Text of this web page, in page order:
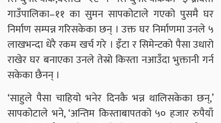
गाउँपालिका–११ का सुमन सापकोटाले गएको पुसमै घर
निर्माण सम्पन्न गरिसकेका छन् । उक्त घर निर्माणमा उनले ५
लाखभन्दा धेरै रकम खर्च गरे । इँटा र सिमेन्टको पैसा उधारो
राखेर घर बनाएका उनले तेस्रो किस्ता नआउँदा भुक्तानी गर्न
सकेका छैनन् ।
‘साहुले पैसा चाहियो भनेर दिनकै भन्न थालिसकेका छन्,’
सापकोटाले भने, ‘अन्तिम किस्ताबापतको ५० हजार रुपैयाँ